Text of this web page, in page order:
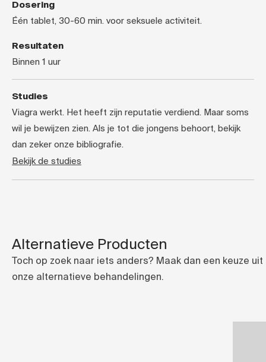
Dosering
Één tablet, 30-60 min. voor seksuele activiteit.
Resultaten
Binnen 1 uur
Studies
Viagra werkt. Het heeft zijn reputatie verdiend. Maar soms
wil je bewijzen zien. Als je tot die jongens behoort, bekijk
dan zeker onze bibliografie.
Bekijk de studies
Alternatieve Producten
Toch op zoek naar iets anders? Maak dan een keuze uit
onze alternatieve behandelingen.